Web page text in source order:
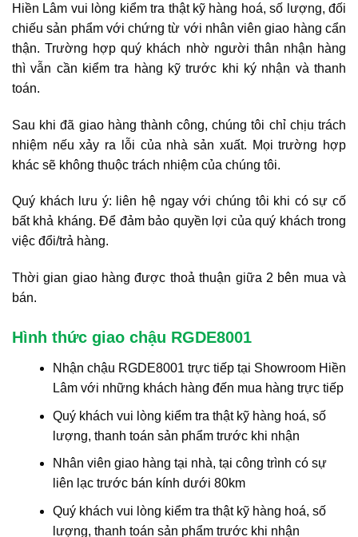
Hiền Lâm vui lòng kiểm tra thật kỹ hàng hoá, số lượng, đối
chiếu sản phẩm với chứng từ với nhân viên giao hàng cẩn
thận. Trường hợp quý khách nhờ người thân nhận hàng
thì vẫn cần kiểm tra hàng kỹ trước khi ký nhận và thanh
toán.
Sau khi đã giao hàng thành công, chúng tôi chỉ chịu trách
nhiệm nếu xảy ra lỗi của nhà sản xuất. Mọi trường hợp
khác sẽ không thuộc trách nhiệm của chúng tôi.
Quý khách lưu ý: liên hệ ngay với chúng tôi khi có sự cố
bất khả kháng. Để đảm bảo quyền lợi của quý khách trong
việc đổi/trả hàng.
Thời gian giao hàng được thoả thuận giữa 2 bên mua và
bán.
Hình thức giao chậu RGDE8001
Nhận chậu RGDE8001 trực tiếp tại Showroom Hiền
Lâm với những khách hàng đến mua hàng trực tiếp
Quý khách vui lòng kiểm tra thật kỹ hàng hoá, số
lượng, thanh toán sản phẩm trước khi nhận
Nhân viên giao hàng tại nhà, tại công trình có sự
liên lạc trước bán kính dưới 80km
Quý khách vui lòng kiểm tra thật kỹ hàng hoá, số
lượng, thanh toán sản phẩm trước khi nhận